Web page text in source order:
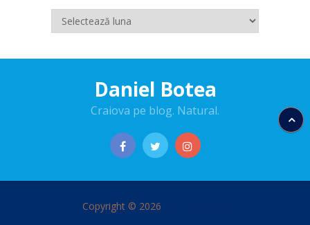
Arhive
Daniel Botea
Craiova pe blog. Natural.
Copyright © 2026